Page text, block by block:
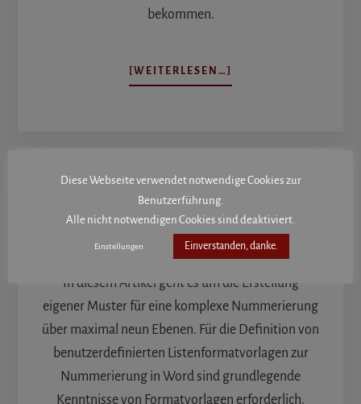
bekommen.
[WEITERLESEN…]
365:
Nummerierung in Word II
WORD
In diesem Artikel geht es um die Erstellung
eigener Muster für eine komplexe Nummerierung
über maximal neun Ebenen. Für die Definition von
benutzerdefinierten Listenformatvorlagen zur
Nummerierung in Word sind grundlegende
Kenntnisse von Formatvorlagen erforderlich.
Diese Webseite verwendet notwendige Cookies zur
Benutzerführung.
Alle nicht notwendigen Cookies sind deaktiviert.
Einstellungen Einverstanden, danke.